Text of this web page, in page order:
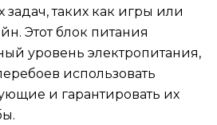
задач, таких как игры или
Этот блок питания
уровень электропитания,
использовать
и гарантировать их